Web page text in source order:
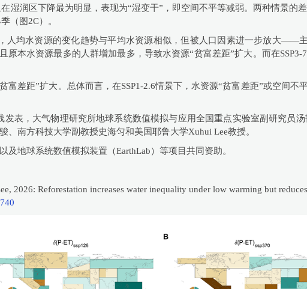
湿润区下降最为明显，表现为“湿变干”，即空间不平等减弱。两种情景的
（图2C）。
人均水资源的变化趋势与平均水资源相似，但被人口因素进一步放大——主
原本水资源最多的人群增加最多，导致水资源“贫富差距”扩大。而在
富差距”扩大。总体而言，在SSP1-2.6情景下，水资源“贫富差距”或空间不
发表，大气物理研究所地球系统数值模拟与应用全国重点实验室副研究员
、南方科技大学副教授史海匀和美国耶鲁大学Xuhui Lee教授。
地球系统数值模拟装置（EarthLab）等项目共同资助。
2026: Reforestation increases water inequality under low warming but